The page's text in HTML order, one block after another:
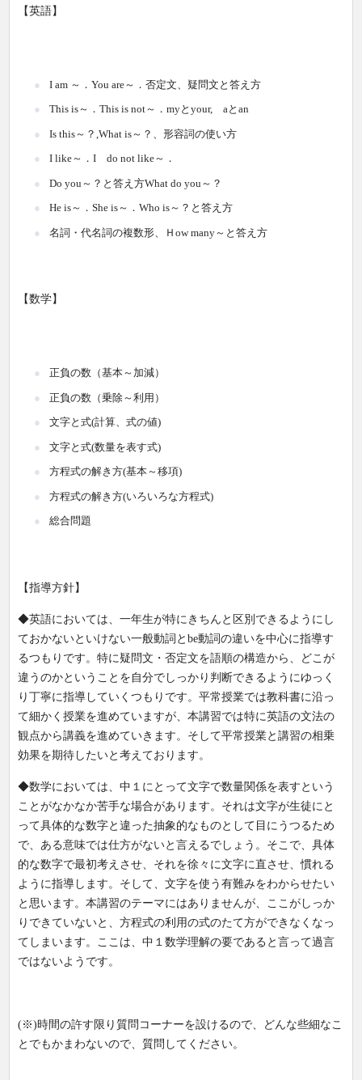
【英語】
I am ～．You are～．否定文、疑問文と答え方
This is～．This is not～．myとyour, aとan
Is this～？,What is～？、形容詞の使い方
I like～．I do not like～．
Do you～？と答え方What do you～？
He is～．She is～．Who is～？と答え方
名詞・代名詞の複数形、Ｈow many～と答え方
【数学】
正負の数（基本～加減）
正負の数（乗除～利用）
文字と式(計算、式の値)
文字と式(数量を表す式)
方程式の解き方(基本～移項)
方程式の解き方(いろいろな方程式)
総合問題
【指導方針】
◆英語においては、一年生が特にきちんと区別できるようにし
ておかないといけない一般動詞とbe動詞の違いを中心に指導す
るつもりです。特に疑問文・否定文を語順の構造から、どこが
違うのかということを自分でしっかり判断できるようにゆっく
り丁寧に指導していくつもりです。平常授業では教科書に沿っ
て細かく授業を進めていますが、本講習では特に英語の文法の
観点から講義を進めていきます。そして平常授業と講習の相乗
効果を期待したいと考えております。
◆数学においては、中１にとって文字で数量関係を表すという
ことがなかなか苦手な場合があります。それは文字が生徒にと
って具体的な数字と違った抽象的なものとして目にうつるため
で、ある意味では仕方がないと言えるでしょう。そこで、具体
的な数字で最初考えさせ、それを徐々に文字に直させ、慣れる
ように指導します。そして、文字を使う有難みをわからせたい
と思います。本講習のテーマにはありませんが、ここがしっか
りできていないと、方程式の利用の式のたて方ができなくなっ
てしまいます。ここは、中１数学理解の要であると言って過言
ではないようです。
(※)時間の許す限り質問コーナーを設けるので、どんな些細なこ
とでもかまわないので、質問してください。